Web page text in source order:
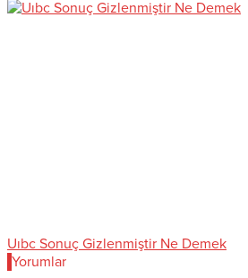
Uıbc Sonuç Gizlenmiştir Ne Demek
Yorumlar